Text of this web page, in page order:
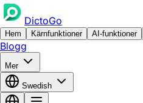
DictoGo
Hem Kärnfunktioner AI-funktioner
Blogg
Mer
Swedish